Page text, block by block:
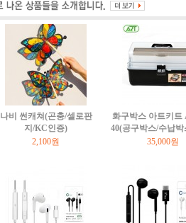
나비 썬캐쳐(곤충/셀로판
지/KC인증)
2,100원
화구박스 아트키
40(공구박스/수납
35,000원